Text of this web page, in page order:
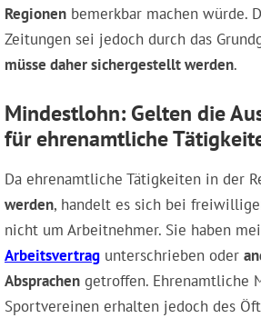
Regionen bemerkbar machen würde.
Zeitungen sei jedoch durch das
müsse daher sichergestellt werden.
Mindestlohn: Gelten die
für ehrenamtliche
Da ehrenamtliche Tätigkeiten in der
werden, handelt es sich bei
nicht um Arbeitnehmer. Sie haben
Arbeitsvertrag unterschrieben oder
Absprachen getroffen. Ehrenamtliche
Sportvereinen erhalten jedoch des